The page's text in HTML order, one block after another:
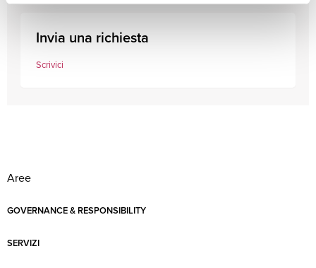
Invia una richiesta
Scrivici
Aree
GOVERNANCE & RESPONSIBILITY
SERVIZI